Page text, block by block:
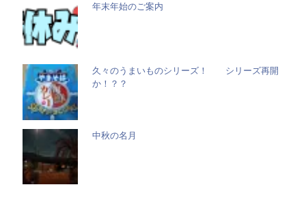
年末年始のご案内
久々のうまいものシリーズ！ シリーズ再開
か！？？
中秋の名月